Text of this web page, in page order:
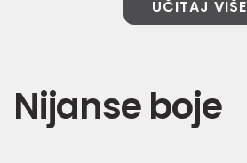
UČITAJ VIŠE
Nijanse boje